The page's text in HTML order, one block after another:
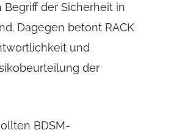
der Sicherheit in
Dagegen betont RACK
und
der
BDSM-